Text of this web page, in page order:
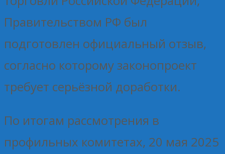
Правительством РФ был
подготовлен официальный отзыв,
согласно которому законопроект
требует серьёзной доработки.
По итогам рассмотрения в
профильных комитетах, 20 мая 2025